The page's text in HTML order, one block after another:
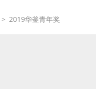
> 2019华釜青年奖